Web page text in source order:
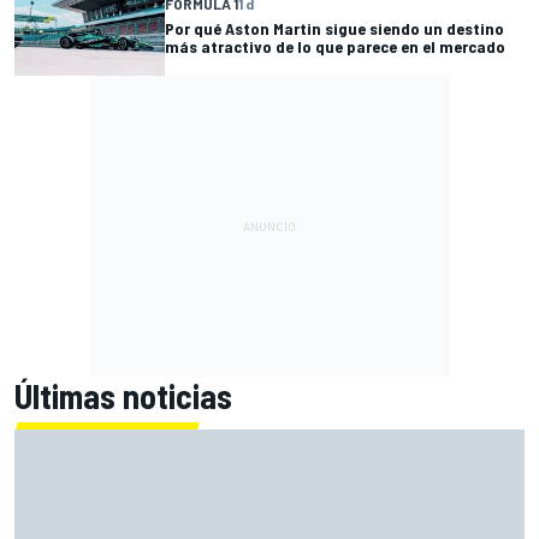
FÓRMULA 11 d
Por qué Aston Martin sigue siendo un destino
más atractivo de lo que parece en el mercado
Últimas noticias